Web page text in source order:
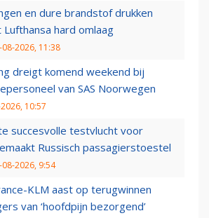
en dure brandstof drukken
Lufthansa hard omlaag
08-2026, 11:38
dreigt komend weekend bij
van SAS Noorwegen
10:57
succesvolle testvlucht voor
Russisch passagierstoestel
08-2026, 9:54
KLM aast op terugwinnen
van ‘hoofdpijn bezorgend’